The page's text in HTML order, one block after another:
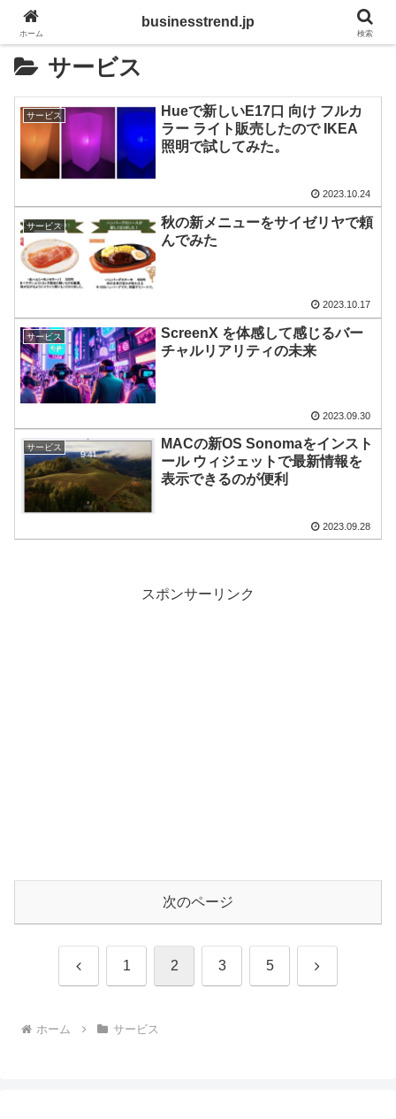
サービス
サービス
Hueで新しいE17口 向け フルカ
ラー ライト販売したので IKEA
照明で試してみた。
2023.10.24
サービス
秋の新メニューをサイゼリヤで頼
んでみた
2023.10.17
サービス
ScreenX を体感して感じるバー
チャルリアリティの未来
2023.09.30
サービス
MACの新OS Sonomaをインスト
ール ウィジェットで最新情報を
表示できるのが便利
2023.09.28
スポンサーリンク
次のページ
前 1 2 3 5 次
ホーム サービス
ホーム
businesstrend.jp
検索